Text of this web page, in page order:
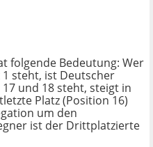
folgende Bedeutung: Wer
1 steht, ist Deutscher
und 18 steht, steigt in
Platz (Position 16)
um den
ist der Drittplatzierte